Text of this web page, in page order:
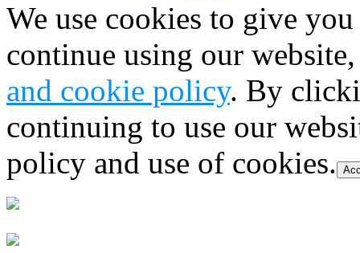
We use cookies to give
continue using our
and cookie policy. By
continuing to use our
policy and use of cookies.